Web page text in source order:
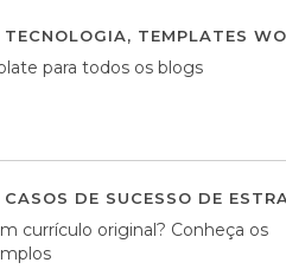
TECNOLOGIA, TEMPLATES
para todos os blogs
CASOS DE SUCESSO DE
currículo original? Conheça os